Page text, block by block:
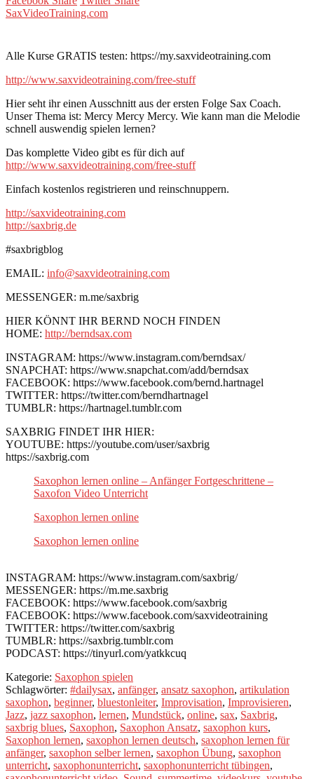
SaxVideoTraining.com
Alle Kurse GRATIS testen: https://my.saxvideotraining.com
http://www.saxvideotraining.com/free-stuff
Hier seht ihr einen Ausschnitt aus der ersten Folge Sax Coach.
Unser Thema ist: Mercy Mercy Mercy. Wie kann man die Melodie
schnell auswendig spielen lernen?
Das komplette Video gibt es für dich auf
http://www.saxvideotraining.com/free-stuff
Einfach kostenlos registrieren und reinschnuppern.
http://saxvideotraining.com
http://saxbrig.de
#saxbrigblog
EMAIL: info@saxvideotraining.com
MESSENGER: m.me/saxbrig
HIER KÖNNT IHR BERND NOCH FINDEN
HOME: http://berndsax.com
INSTAGRAM: https://www.instagram.com/berndsax/
SNAPCHAT: https://www.snapchat.com/add/berndsax
FACEBOOK: https://www.facebook.com/bernd.hartnagel
TWITTER: https://twitter.com/berndhartnagel
TUMBLR: https://hartnagel.tumblr.com
SAXBRIG FINDET IHR HIER:
YOUTUBE: https://youtube.com/user/saxbrig
https://saxbrig.com
Saxophon lernen online – Anfänger Fortgeschrittene –
Saxofon Video Unterricht
Saxophon lernen online
Saxophon lernen online
INSTAGRAM: https://www.instagram.com/saxbrig/
MESSENGER: https://m.me.saxbrig
FACEBOOK: https://www.facebook.com/saxbrig
FACEBOOK: https://www.facebook.com/saxvideotraining
TWITTER: https://twitter.com/saxbrig
TUMBLR: https://saxbrig.tumblr.com
PODCAST: https://tinyurl.com/yatkkcuq
Kategorie: Saxophon spielen
Schlagwörter: #dailysax, anfänger, ansatz saxophon, artikulation
saxophon, beginner, bluestonleiter, Improvisation, Improvisieren,
Jazz, jazz saxophon, lernen, Mundstück, online, sax, Saxbrig,
saxbrig blues, Saxophon, Saxophon Ansatz, saxophon kurs,
Saxophon lernen, saxophon lernen deutsch, saxophon lernen für
anfänger, saxophon selber lernen, saxophon Übung, saxophon
unterricht, saxophonunterricht, saxophonunterricht tübingen,